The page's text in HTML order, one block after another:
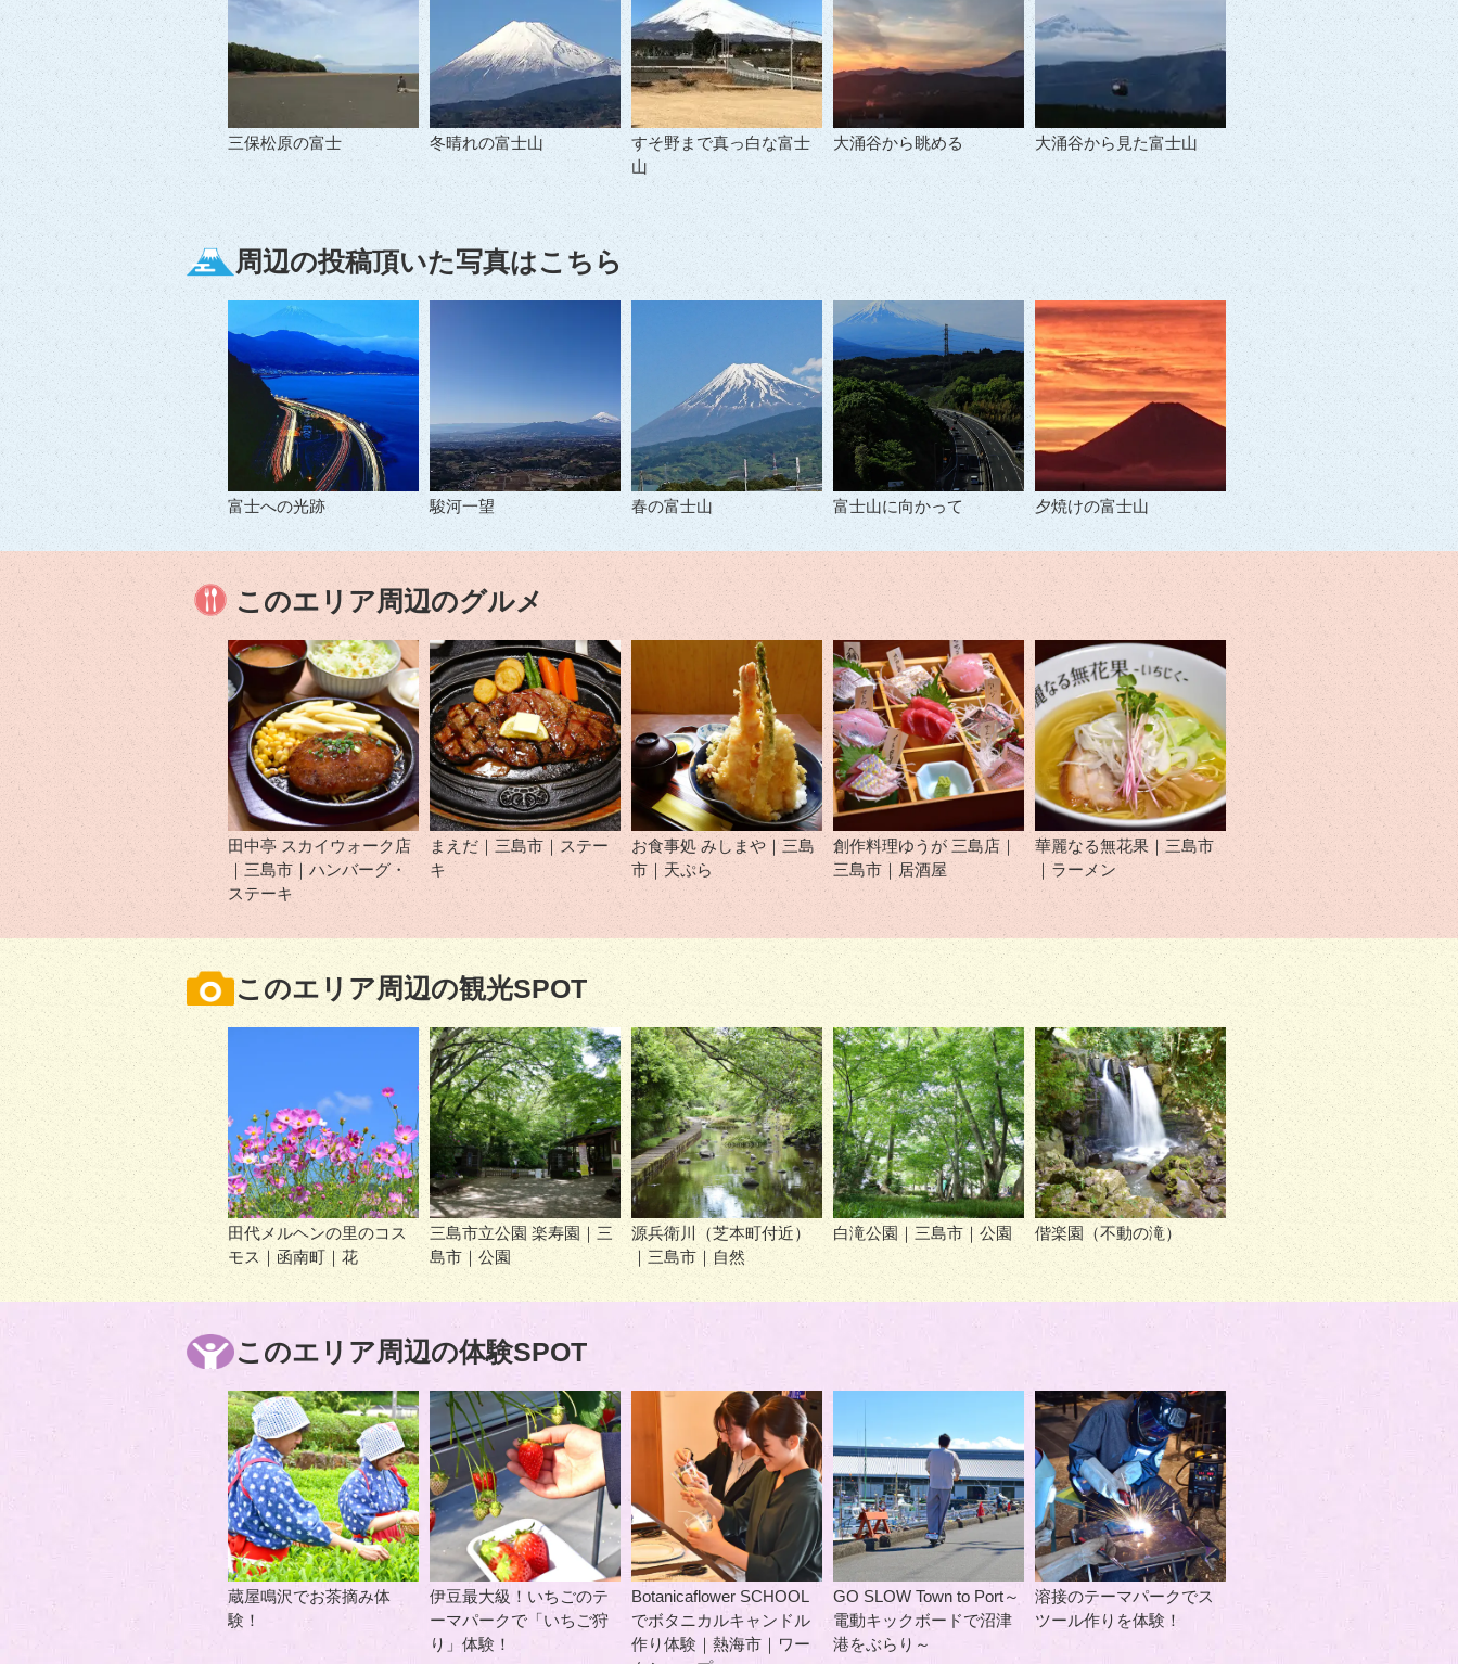
三保松原の富士 冬晴れの富士山
すそ野まで真っ白な富士
山
大涌谷から眺める 大涌谷から見た富士山
周辺の投稿頂いた写真はこちら
富士への光跡 駿河一望 春の富士山 富士山に向かって 夕焼けの富士山
このエリア周辺のグルメ
田中亭 スカイウォーク店
｜三島市｜ハンバーグ・
ステーキ
まえだ｜三島市｜ステー
キ
お食事処 みしまや｜三島
市｜天ぷら
創作料理ゆうが 三島店｜
三島市｜居酒屋
華麗なる無花果｜三島市
｜ラーメン
このエリア周辺の観光SPOT
田代メルヘンの里のコス
モス｜函南町｜花
三島市立公園 楽寿園｜三
島市｜公園
源兵衛川（芝本町付近）
｜三島市｜自然
白滝公園｜三島市｜公園 偕楽園（不動の滝）
このエリア周辺の体験SPOT
蔵屋鳴沢でお茶摘み体
験！
伊豆最大級！いちごのテ
ーマパークで「いちご狩
り」体験！
Botanicaflower SCHOOL
でボタニカルキャンドル
作り体験｜熱海市｜ワー
GO SLOW Town to Port～
電動キックボードで沼津
港をぶらり～
溶接のテーマパークでス
ツール作りを体験！